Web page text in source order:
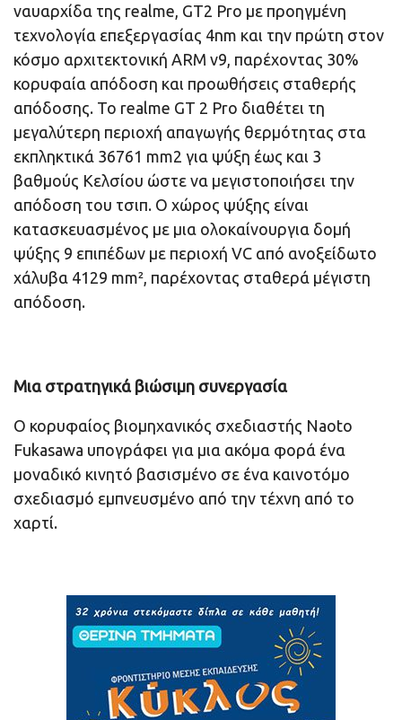
ναυαρχίδα της realme, GT2 Pro με προηγμένη
τεχνολογία επεξεργασίας 4nm και την πρώτη στον
κόσμο αρχιτεκτονική ARM v9, παρέχοντας 30%
κορυφαία απόδοση και προωθήσεις σταθερής
απόδοσης. Το realme GT 2 Pro διαθέτει τη
μεγαλύτερη περιοχή απαγωγής θερμότητας στα
εκπληκτικά 36761 mm2 για ψύξη έως και 3
βαθμούς Κελσίου ώστε να μεγιστοποιήσει την
απόδοση του τσιπ. Ο χώρος ψύξης είναι
κατασκευασμένος με μια ολοκαίνουργια δομή
ψύξης 9 επιπέδων με περιοχή VC από ανοξείδωτο
χάλυβα 4129 mm², παρέχοντας σταθερά μέγιστη
απόδοση.
Μια στρατηγικά βιώσιμη συνεργασία
Ο κορυφαίος βιομηχανικός σχεδιαστής Naoto
Fukasawa υπογράφει για μια ακόμα φορά ένα
μοναδικό κινητό βασισμένο σε ένα καινοτόμο
σχεδιασμό εμπνευσμένο από την τέχνη από το
χαρτί.